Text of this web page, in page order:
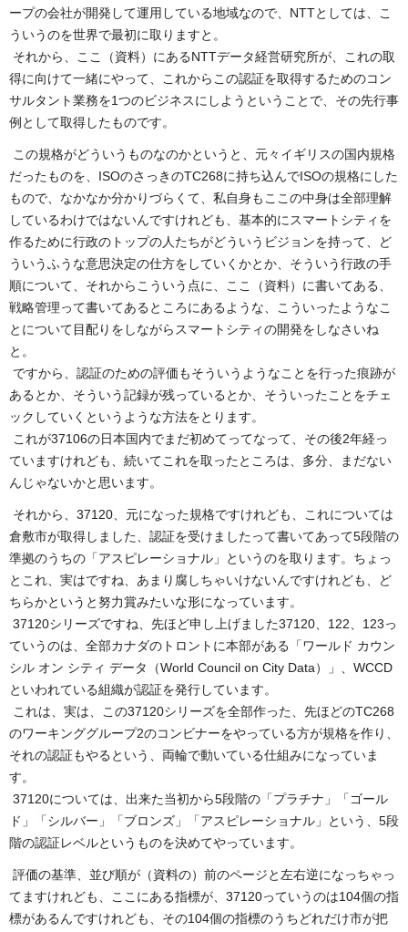
ープの会社が開発して運用している地域なので、NTTとしては、こ
ういうのを世界で最初に取りますと。
それから、ここ（資料）にあるNTTデータ経営研究所が、これの取
得に向けて一緒にやって、これからこの認証を取得するためのコン
サルタント業務を1つのビジネスにしようということで、その先行事
例として取得したものです。
この規格がどういうものなのかというと、元々イギリスの国内規格
だったものを、ISOのさっきのTC268に持ち込んでISOの規格にした
もので、なかなか分かりづらくて、私自身もここの中身は全部理解
しているわけではないんですけれども、基本的にスマートシティを
作るために行政のトップの人たちがどういうビジョンを持って、ど
ういうふうな意思決定の仕方をしていくかとか、そういう行政の手
順について、それからこういう点に、ここ（資料）に書いてある、
戦略管理って書いてあるところにあるような、こういったようなこ
とについて目配りをしながらスマートシティの開発をしなさいね
と。
ですから、認証のための評価もそういうようなことを行った痕跡が
あるとか、そういう記録が残っているとか、そういったことをチェ
ックしていくというような方法をとります。
これが37106の日本国内でまだ初めてってなって、その後2年経っ
ていますけれども、続いてこれを取ったところは、多分、まだない
んじゃないかと思います。
それから、37120、元になった規格ですけれども、これについては
倉敷市が取得しました、認証を受けましたって書いてあって5段階の
準拠のうちの「アスピレーショナル」というのを取ります。ちょっ
とこれ、実はですね、あまり腐しちゃいけないんですけれども、ど
ちらかというと努力賞みたいな形になっています。
37120シリーズですね、先ほど申し上げました37120、122、123っ
ていうのは、全部カナダのトロントに本部がある「ワールド カウン
シル オン シティ データ（World Council on City Data）」、WCCD
といわれている組織が認証を発行しています。
これは、実は、この37120シリーズを全部作った、先ほどのTC268
のワーキンググループ2のコンビナーをやっている方が規格を作り、
それの認証もやるという、両輪で動いている仕組みになっていま
す。
37120については、出来た当初から5段階の「プラチナ」「ゴール
ド」「シルバー」「ブロンズ」「アスピレーショナル」という、5段
階の認証レベルというものを決めてやっています。
評価の基準、並び順が（資料の）前のページと左右逆になっちゃっ
てますけれども、ここにある指標が、37120っていうのは104個の指
標があるんですけれども、その104個の指標のうちどれだけ市が把